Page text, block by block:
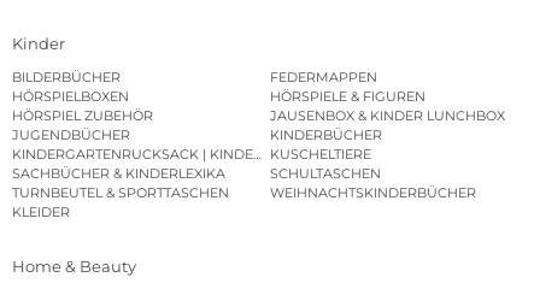
Kinder
BILDERBÜCHER
FEDERMAPPEN
HÖRSPIELBOXEN
HÖRSPIELE & FIGUREN
HÖRSPIEL ZUBEHÖR
JAUSENBOX & KINDER LUNCHBOX
JUGENDBÜCHER
KINDERBÜCHER
KINDERGARTENRUCKSACK | KINDERGARTENBEUTEL
KUSCHELTIERE
SACHBÜCHER & KINDERLEXIKA
SCHULTASCHEN
TURNBEUTEL & SPORTTASCHEN
WEIHNACHTSKINDERBÜCHER
KLEIDER
Home & Beauty